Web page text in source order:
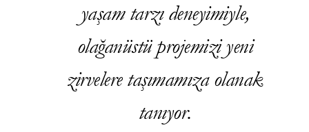
yaşam tarzı deneyimiyle,
olağanüstü projemizi yeni
zirvelere taşımamıza olanak
tanıyor.